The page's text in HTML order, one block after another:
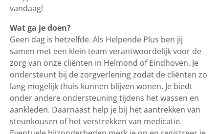
vandaag!
Wat ga je doen?
Geen dag is hetzelfde. Als Helpende Plus ben jij
samen met een klein team verantwoordelijk voor de
zorg van onze cliënten in Helmond of Eindhoven. Je
ondersteunt bij de zorgverlening zodat de cliënten zo
lang mogelijk thuis kunnen blijven wonen. Je biedt
onder andere ondersteuning tijdens het wassen en
aankleden. Daarnaast help je bij het aantrekken van
steunkousen of het verstrekken van medicatie.